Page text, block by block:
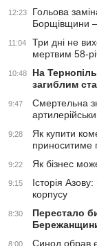
12:23
Гольова
Борщівщини –
11:04
Три дні не
мертвим 58-
10:48
На
загиблим
9:47
Смертельна
9:28
Як купити
приноситиме
9:22 Як бізнес
9:15
Історія
корпусу
8:30
Перестало
8:00 Синод обрав